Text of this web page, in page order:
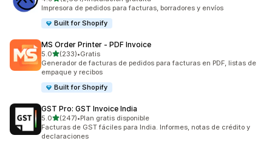
2681 reseñas en total
Impresora de pedidos para facturas, borradores y envíos
Built for Shopify
MS Order Printer ‑ PDF Invoice
5.0de 5 estrellas
(233)
233 reseñas en total
•Gratis
Generador de facturas de pedidos para facturas en PDF, listas de
empaque y recibos
Built for Shopify
GST Pro: GST Invoice India
5.0de 5 estrellas
(247)
247 reseñas en total
•Plan gratis disponible
Facturas de GST fáciles para India. Informes, notas de crédito y
declaraciones